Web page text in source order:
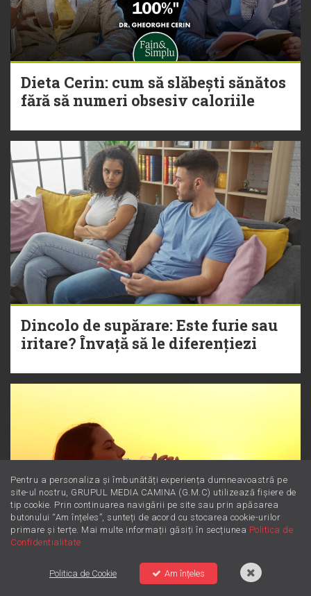
Dieta Cerin: cum să slăbești sănătos
fără să numeri obsesiv caloriile
Dincolo de supărare: Este furie sau
iritare? Învață să le diferențiezi
Pentru a personaliza și îmbunătăți experiența dumneavoastră pe
site-ul nostru, GRUPUL MEDIA CAMINA (G.M.C) utilizează fișiere de
tip cookie. Prin continuarea navigării pe site sau prin apăsarea
butonului “Am înțeles”, sunteți de acord cu stocarea cookie-urilor
primare și terțe. Mai multe informații găsiți în secțiunea Politica de
Confidentialitate
Politica de Cookie Am înțeles